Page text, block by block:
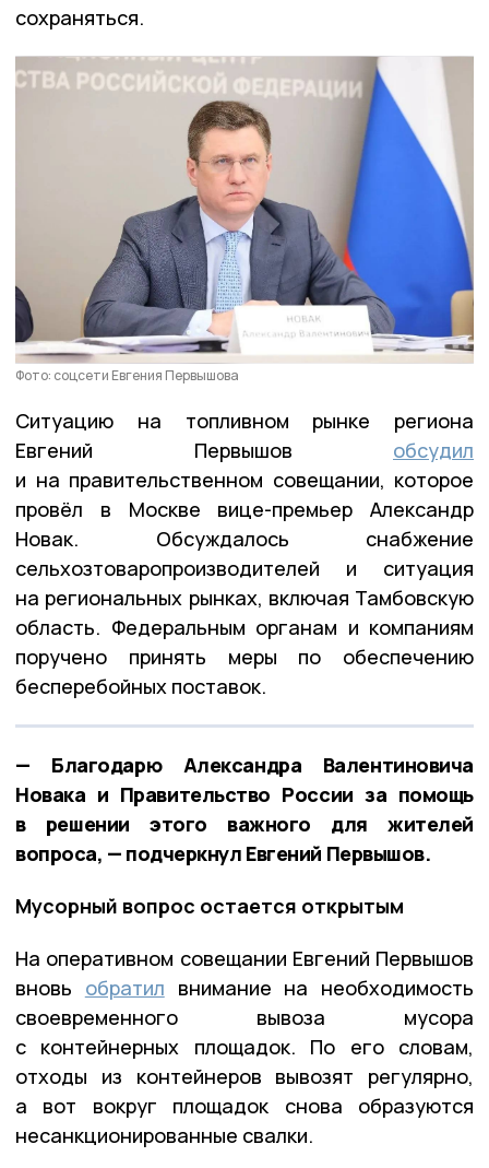
сохраняться.
Фото: соцсети Евгения Первышова
Ситуацию на топливном рынке региона
Евгений Первышов обсудил
и на правительственном совещании, которое
провёл в Москве вице-премьер Александр
Новак. Обсуждалось снабжение
сельхозтоваропроизводителей и ситуация
на региональных рынках, включая Тамбовскую
область. Федеральным органам и компаниям
поручено принять меры по обеспечению
бесперебойных поставок.
— Благодарю Александра Валентиновича
Новака и Правительство России за помощь
в решении этого важного для жителей
вопроса, — подчеркнул Евгений Первышов.
Мусорный вопрос остается открытым
На оперативном совещании Евгений Первышов
вновь обратил внимание на необходимость
своевременного вывоза мусора
с контейнерных площадок. По его словам,
отходы из контейнеров вывозят регулярно,
а вот вокруг площадок снова образуются
несанкционированные свалки.